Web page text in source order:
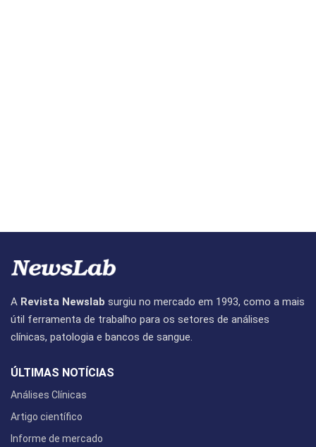
A Revista Newslab surgiu no mercado em 1993, como a mais
útil ferramenta de trabalho para os setores de análises
clínicas, patologia e bancos de sangue.
ÚLTIMAS NOTÍCIAS
Análises Clínicas
Artigo científico
Informe de mercado